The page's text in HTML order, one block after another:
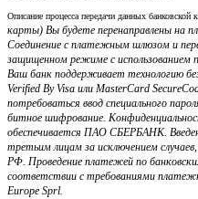
Описание процесса передачи данных банковской
карты) Вы будете перенаправлены
Соединение с платежным шлюзом и
защищенном режиме с использованием
Ваш банк поддерживает технологию
Verified By Visa или MasterCard
потребоваться ввод специального
битное шифрование.
обеспечивается ПАО СБЕРБАНК.
третьим лицам за исключением
РФ. Проведение платежей по
соответствии с требованиями
Europe Sprl.